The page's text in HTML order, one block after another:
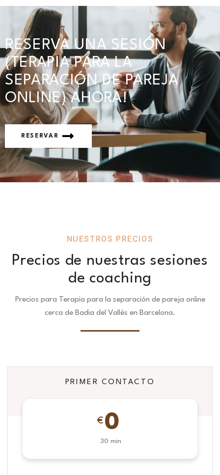
RESERVA UNA SESIÓN
(TERAPIA PARA LA
SEPARACIÓN DE PAREJA
ONLINE) AHORA!
RESERVAR
NUESTROS PRECIOS
Precios de nuestras sesiones
de coaching
Precios para Terapia para la separación de pareja online
cerca de Badia del Vallès en Barcelona.
PRIMER CONTACTO
€ 0
30 min